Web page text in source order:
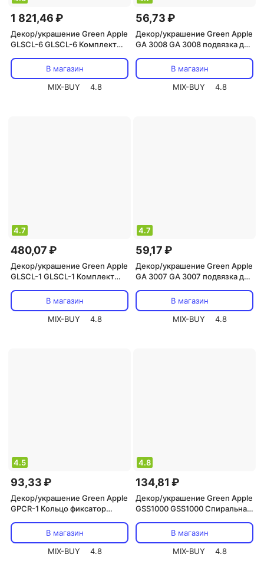
1 821,46 ₽
Декор/украшение Green Apple
GLSCL-6 GLSCL-6 Комплект
сборный 1,8*2,1м, цена за 1 шт
В магазин
MIX-BUY
4.8
56,73 ₽
Декор/украшение Green Apple
GA 3008 GA 3008 подвязка для
В магазин
MIX-BUY
4.8
4.7
480,07 ₽
Декор/украшение Green Apple
GLSCL-1 GLSCL-1 Комплект
сборный 0,6*1,8м, цена за 1 шт
В магазин
MIX-BUY
4.8
4.7
59,17 ₽
Декор/украшение Green Apple
GA 3007 GA 3007 подвязка для
В магазин
MIX-BUY
4.8
4.5
93,33 ₽
Декор/украшение Green Apple
GPCR-1 Кольцо фиксатор
растений, цена за 1 шт
В магазин
MIX-BUY
4.8
4.8
134,81 ₽
Декор/украшение Green Apple
GSS1000 GSS1000 Спиральная
В магазин
MIX-BUY
4.8